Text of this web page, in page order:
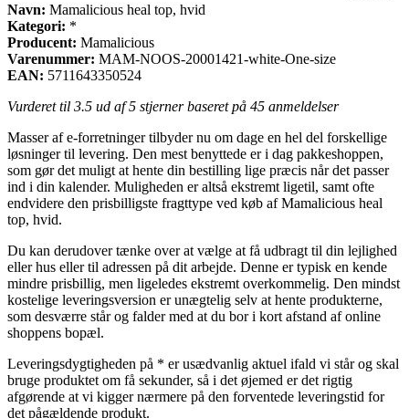
Navn: Mamalicious heal top, hvid
Kategori: *
Producent: Mamalicious
Varenummer: MAM-NOOS-20001421-white-One-size
EAN: 5711643350524
Vurderet til 3.5 ud af 5 stjerner baseret på 45 anmeldelser
Masser af e-forretninger tilbyder nu om dage en hel del forskellige
løsninger til levering. Den mest benyttede er i dag pakkeshoppen,
som gør det muligt at hente din bestilling lige præcis når det passer
ind i din kalender. Muligheden er altså ekstremt ligetil, samt ofte
endvidere den prisbilligste fragttype ved køb af Mamalicious heal
top, hvid.
Du kan derudover tænke over at vælge at få udbragt til din lejlighed
eller hus eller til adressen på dit arbejde. Denne er typisk en kende
mindre prisbillig, men ligeledes ekstremt overkommelig. Den mindst
kostelige leveringsversion er unægtelig selv at hente produkterne,
som desværre står og falder med at du bor i kort afstand af online
shoppens bopæl.
Leveringsdygtigheden på * er usædvanlig aktuel ifald vi står og skal
bruge produktet om få sekunder, så i det øjemed er det rigtig
afgørende at vi kigger nærmere på den forventede leveringstid for
det pågældende produkt.